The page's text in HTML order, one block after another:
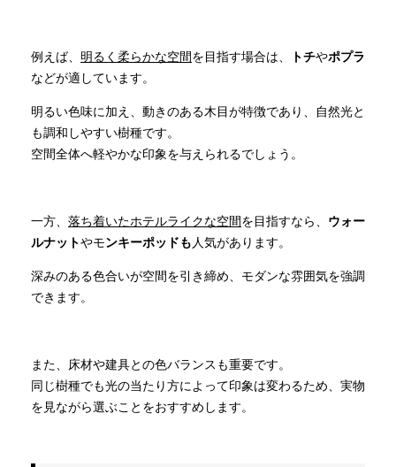
例えば、 明るく柔らかな空間を目指す場合は、 トチやポプラ
などが適しています。
明るい色味に加え、動きのある木目が特徴であり、自然光と
も調和しやすい樹種です。
空間全体へ軽やかな印象を与えられるでしょう。
一方、 落ち着いたホテルライクな空間を目指すなら、 ウォー
ルナットやモンキーポッドも人気があります。
深みのある色合いが空間を引き締め、モダンな雰囲気を強調
できます。
また、床材や建具との色バランスも重要です。
同じ樹種でも光の当たり方によって印象は変わるため、実物
を見ながら選ぶことをおすすめします。